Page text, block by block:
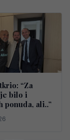
“Za
bilo i
ponuda, ali..”